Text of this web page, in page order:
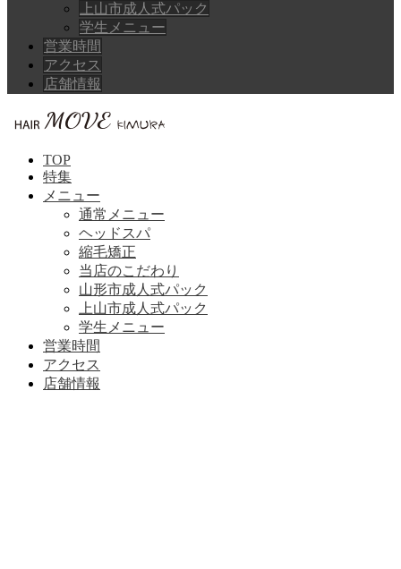
上山市成人式パック
学生メニュー
営業時間
アクセス
店舗情報
TOP
特集
メニュー
通常メニュー
ヘッドスパ
縮毛矯正
当店のこだわり
山形市成人式パック
上山市成人式パック
学生メニュー
営業時間
アクセス
店舗情報